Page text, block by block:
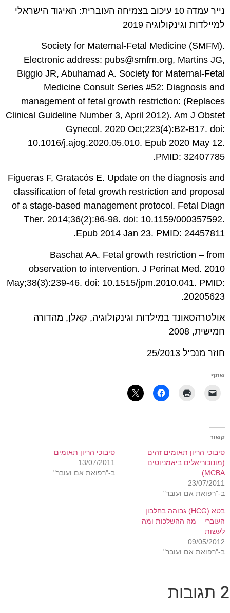
נייר עמדה 10 עיכוב בצמיחה העוברית: האיגוד הישראלי
למיילדות וגינקולוגיה 2019
Society for Maternal-Fetal Medicine (SMFM).
Electronic address: pubs@smfm.org, Martins JG,
Biggio JR, Abuhamad A. Society for Maternal-Fetal
Medicine Consult Series #52: Diagnosis and
management of fetal growth restriction: (Replaces
Clinical Guideline Number 3, April 2012). Am J Obstet
Gynecol. 2020 Oct;223(4):B2-B17. doi:
10.1016/j.ajog.2020.05.010. Epub 2020 May 12.
PMID: 32407785.
Figueras F, Gratacós E. Update on the diagnosis and
classification of fetal growth restriction and proposal
of a stage-based management protocol. Fetal Diagn
Ther. 2014;36(2):86-98. doi: 10.1159/000357592.
Epub 2014 Jan 23. PMID: 24457811.
Baschat AA. Fetal growth restriction – from
observation to intervention. J Perinat Med. 2010
May;38(3):239-46. doi: 10.1515/jpm.2010.041. PMID:
20205623.
אולטרהסאונד במילדות וגינקולוגיה, קאלן, מהדורה
חמישית, 2008
חוזר מנכ"ל 25/2013
שתף
קשור
סיבוכי הריון תאומים זהים
(מונוכוריאלים ביאמניוטים –
MCBA)
23/07/2011
ב-"רפואת אם ועובר"
סיבוכי הריון תאומים
13/07/2011
ב-"רפואת אם ועובר"
בטא (HCG) גבוהה בחלבון
העוברי – מה ההשלכות ומה
לעשות
09/05/2012
ב-"רפואת אם ועובר"
2 תגובות